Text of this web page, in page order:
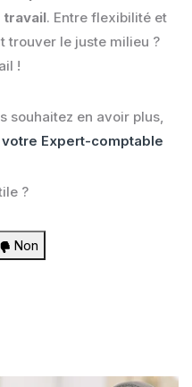
travail. Entre flexibilité et
trouver le juste milieu ?
!
souhaitez en avoir plus,
Expert-comptable
?
Non